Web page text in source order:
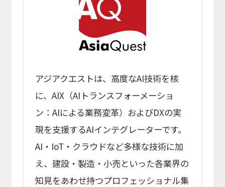
アジアクエストは、高度なAI技術を核
に、AIX（AIトランスフォーメーショ
ン：AIによる業務変革）およびDXの実
現を支援するAIインテグレーターです。
AI・IoT・クラウドなど多様な技術に加
え、建設・製造・小売といった各業界の
知見をあわせ持つプロフェッショナル集